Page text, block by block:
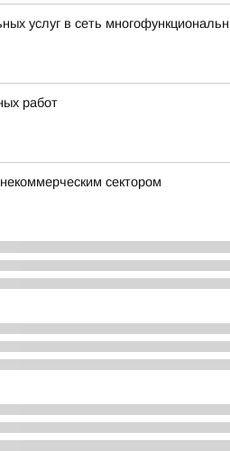
услуг в сеть
работ
сектором